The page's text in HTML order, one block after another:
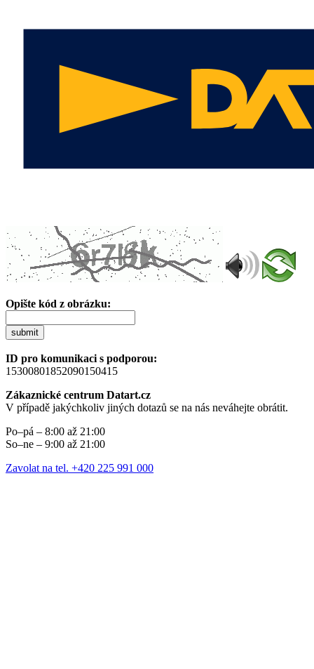
Opište kód z obrázku:
submit
ID pro komunikaci s podporou:
15300801852090150415
Zákaznické centrum Datart.cz
V případě jakýchkoliv jiných dotazů se na nás neváhejte obrátit.
Po–pá – 8:00 až 21:00
So–ne – 9:00 až 21:00
Zavolat na tel. +420 225 991 000